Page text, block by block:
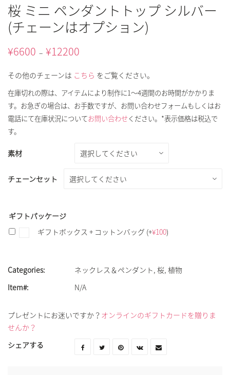
桜 ミニ ペンダントトップ シルバー
(チェーンはオプション)
¥6600 – ¥12200
その他のチェーンは こちら をご覧ください。
在庫切れの際は、アイテムにより制作に1～4週間のお時間がかかりま
す。お急ぎの場合は、お手数ですが、お問い合わせフォームもしくはお
電話にて在庫状況についてお問い合わせ ください。*表示価格は税込で
す。
素材
チェーンセット
ギフトパッケージ
ギフトボックス + コットンバッグ (+¥100)
Categories: ネックレス＆ペンダント, 桜, 植物
Item#:
N/A
プレゼントにお迷いですか？ オンラインのギフトカードを贈りま
せんか？
シェアする